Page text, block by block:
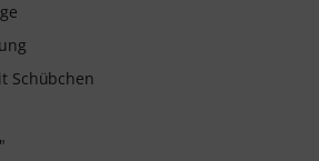
Schübchen